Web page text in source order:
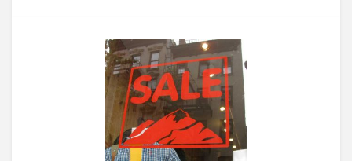
Select options